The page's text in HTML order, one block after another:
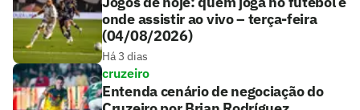
onde assistir ao vivo – terça-feira
(04/08/2026)
Há 3 dias
cruzeiro
Entenda cenário de negociação do